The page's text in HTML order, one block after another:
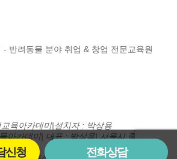
신청 전화상담
육아카데미|설치자 : 박상용
아카데미| 대표 : 박상용| 서울시 종로구 종로